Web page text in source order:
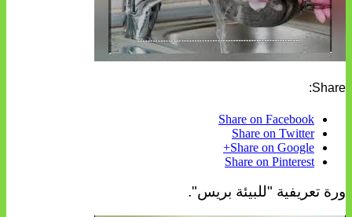
Share:
Share on Facebook
Share on Twitter
Share on Google+
Share on Pinterest
ورة تعريفية "للبيئة بريس".